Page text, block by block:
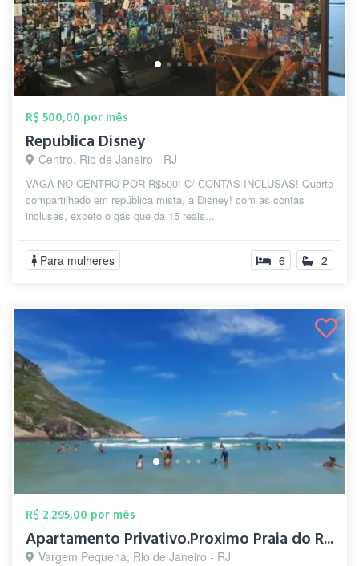
R$ 500,00 por mês
Republica Disney
Centro, Rio de Janeiro - RJ
VAGA NO CENTRO POR R$500! C/ CONTAS INCLUSAS! Quarto
compartilhado em república mista, a Disney! com as contas
inclusas, exceto o gás que da 15 reais...
Para mulheres 6 2
R$ 2.295,00 por mês
Apartamento Privativo.Proximo Praia do R...
Vargem Pequena, Rio de Janeiro - RJ